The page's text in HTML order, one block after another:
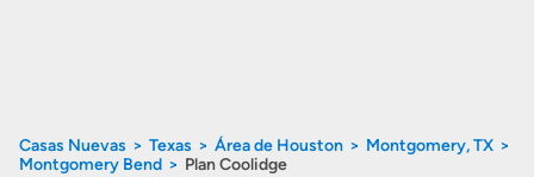
Casas Nuevas Texas Área de Houston
Montgomery, TX
Montgomery Bend
Plan Coolidge